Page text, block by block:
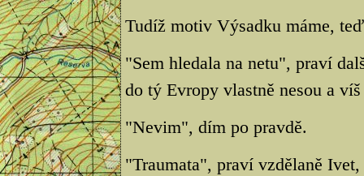
Tudíž motiv Výsadku máme,
"Sem hledala na netu", praví
do tý Evropy vlastně nesou a
"Nevim", dím po pravdě.
"Traumata", praví vzdělaně